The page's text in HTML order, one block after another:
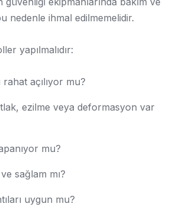
nedenle ihmal edilmemelidir.
yapılmalıdır:
açılıyor mu?
ezilme veya deformasyon var
mu?
sağlam mı?
uygun mu?